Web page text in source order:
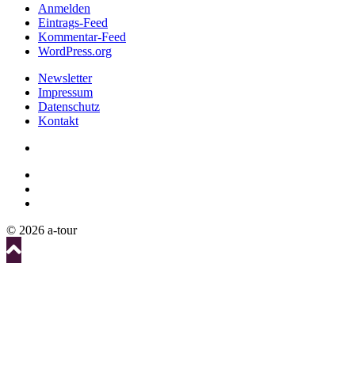
Anmelden
Eintrags-Feed
Kommentar-Feed
WordPress.org
Newsletter
Impressum
Datenschutz
Kontakt
© 2026 a-tour